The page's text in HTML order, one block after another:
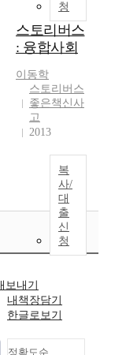
청
스토리버스
: 융합사회
이동학
스토리버스
좋은책신사
고
2013
복
사/
대
출
신
청
보내기
내책장담기
한글로보기
정확도순